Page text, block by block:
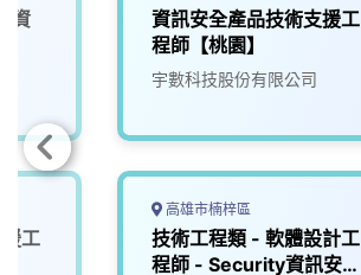
資
工
資訊安全產品技術支援工
程師【桃園】
宇數科技股份有限公司
高雄市楠梓區
技術工程類 - 軟體設計工
程師 - Security資訊安全